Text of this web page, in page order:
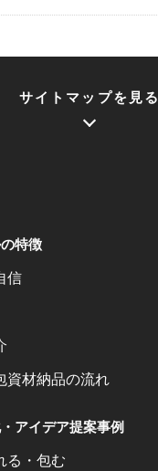
サイトマップを見る
特徴
信
資材納品の流れ
アイデア提案事例
る・包む